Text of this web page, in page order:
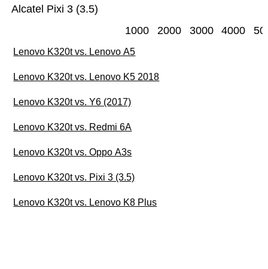
Alcatel Pixi 3 (3.5)
1000 2000 3000 4000
Lenovo K320t vs. Lenovo A5
Lenovo K320t vs. Lenovo K5 2018
Lenovo K320t vs. Y6 (2017)
Lenovo K320t vs. Redmi 6A
Lenovo K320t vs. Oppo A3s
Lenovo K320t vs. Pixi 3 (3.5)
Lenovo K320t vs. Lenovo K8 Plus